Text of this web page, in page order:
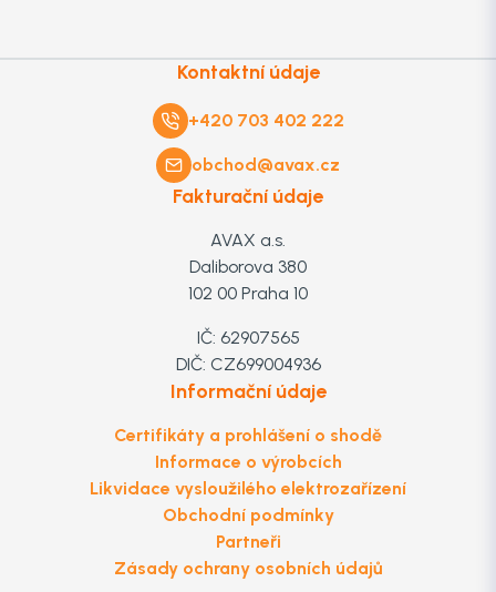
Kontaktní údaje
+420 703 402 222
obchod@avax.cz
Fakturační údaje
AVAX a.s.
Daliborova 380
102 00 Praha 10
IČ: 62907565
DIČ: CZ699004936
Informační údaje
Certifikáty a prohlášení o shodě
Informace o výrobcích
Likvidace vysloužilého elektrozařízení
Obchodní podmínky
Partneři
Zásady ochrany osobních údajů